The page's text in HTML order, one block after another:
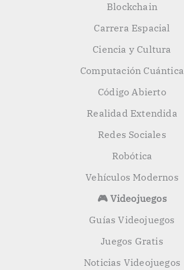
Blockchain
Carrera Espacial
Ciencia y Cultura
Computación Cuántica
Código Abierto
Realidad Extendida
Redes Sociales
Robótica
Vehículos Modernos
🎮 Videojuegos
Guías Videojuegos
Juegos Gratis
Noticias Videojuegos